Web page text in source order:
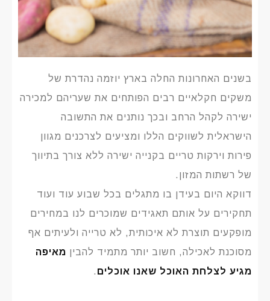
בשנים האחרונות החלה בארץ יוזמה נהדרת של
משקים חקלאיים רבים הפותחים את שעריהם למכירה
ישירה לקהל הרחב ובכך נותנים את התשובה
הישראלית לשווקים הללו ומציעים לצרכנים מגוון
פירות וירקות טריים בקנייה ישירה ללא צורך בתיווך
של רשתות המזון.
דווקא היום בעידן בו מתגלים בכל שבוע עוד ועוד
תחקירים על אותם תאגידים שמוכרים לנו במחירים
מופקעים תוצרת לא איכותית, לא טרייה ולעיתים אף
מסוכנת לאכילה, חשוב יותר מתמיד להבין מאיפה
מגיע לצלחת האוכל שאנו אוכלים .